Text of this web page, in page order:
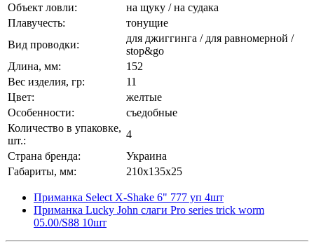
Объект ловли:
на щуку / на судака
Плавучесть:
тонущие
Вид проводки:
для джиггинга / для равномерной /
stop&go
Длина, мм:
152
Вес изделия, гр:
11
Цвет:
желтые
Особенности:
съедобные
Количество в упаковке,
шт.:
4
Страна бренда:
Украина
Габариты, мм:
210x135x25
Приманка Select X-Shake 6" 777 уп 4шт
Приманка Lucky John слаги Pro series trick worm
05.00/S88 10шт